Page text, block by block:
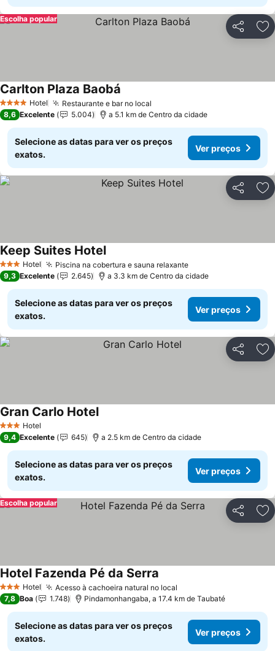
Partilhar
Escolha popular
4 EstrelasHotel Restaurante e bar no local
Carlton Plaza Baobá
8,6 Excelente 5.004 a 5.1 km de Centro da cidade
Selecione as datas para ver os preços
exatos.
Ver preços
Partilhar
3 EstrelasHotel Piscina na cobertura e sauna relaxanteVer preços
Keep Suites HotelVer preços
9,3 Excelente 2.645 a 3.3 km de Centro da cidade
Selecione as datas para ver os preços
exatos.
Ver preços
Partilhar
3 EstrelasHotel
Gran Carlo HotelVer preços
9,4 Excelente 645 a 2.5 km de Centro da cidade
Selecione as datas para ver os preços
exatos.
Ver preços
Partilhar
Escolha popular
3 EstrelasHotel Acesso à cachoeira natural no local
Hotel Fazenda Pé da Serra
7,8 Boa 1.748 Pindamonhangaba, a 17.4 km de Taubaté
Selecione as datas para ver os preços
exatos.
Ver preços